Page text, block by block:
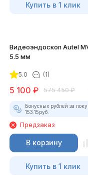
Купить в 1 клик
Видеоэндоскоп Autel
5.5 мм
5.0 (1)
5 100 ₽ 575 450 ₽
Бонусных рублей за
153.15руб.
Предзаказ
В корзину
Купить в 1 клик